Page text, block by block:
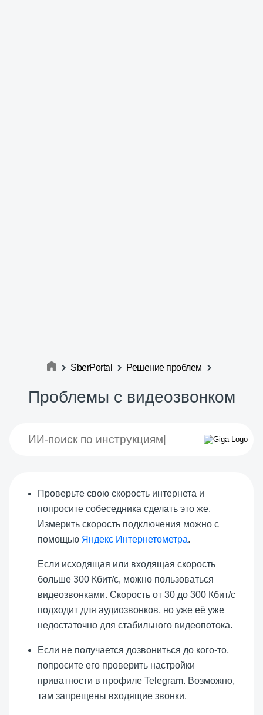
SberPortal Решение проблем
Проблемы с видеозвонком
Проверьте свою скорость интернета и
попросите собеседника сделать это же.
Измерить скорость подключения можно с
помощью Яндекс Интернетометра.
Если исходящая или входящая скорость
больше 300 Кбит/с, можно пользоваться
видеозвонками. Скорость от 30 до 300 Кбит/с
подходит для аудиозвонков, но уже её уже
недостаточно для стабильного видеопотока.
Если не получается дозвониться до кого-то,
попросите его проверить настройки
приватности в профиле Telegram. Возможно,
там запрещены входящие звонки.